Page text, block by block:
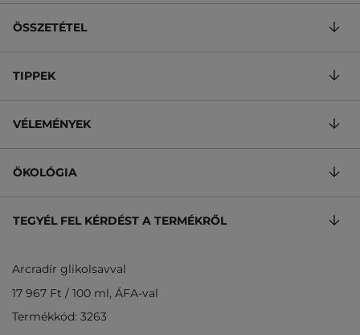
ÖSSZETÉTEL
TIPPEK
VÉLEMÉNYEK
ÖKOLÓGIA
TEGYÉL FEL KÉRDÉST A TERMÉKRŐL
Arcradír glikolsavval
17 967 Ft / 100 ml, ÁFA-val
Termékkód: 3263